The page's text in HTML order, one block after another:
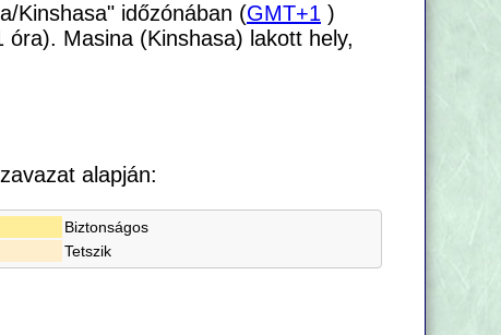
Kinshasa" időzónában (GMT+1 )
óra). Masina (Kinshasa) lakott hely,
alapján:
Biztonságos
Tetszik